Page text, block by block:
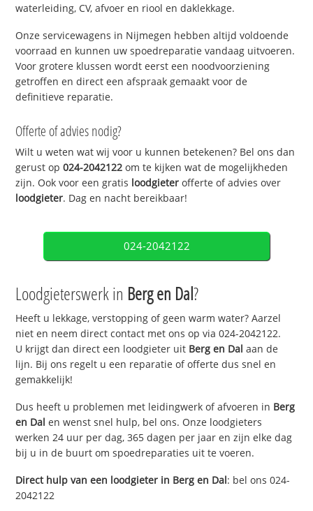
waterleiding, CV, afvoer en riool en daklekkage.
Onze servicewagens in Nijmegen hebben altijd voldoende
voorraad en kunnen uw spoedreparatie vandaag uitvoeren.
Voor grotere klussen wordt eerst een noodvoorziening
getroffen en direct een afspraak gemaakt voor de
definitieve reparatie.
Offerte of advies nodig?
Wilt u weten wat wij voor u kunnen betekenen? Bel ons dan
gerust op024-2042122 om te kijken wat de mogelijkheden
zijn. Ook voor een gratis loodgieter offerte of advies over
loodgieter. Dag en nacht bereikbaar!
024-2042122
Loodgieterswerk in Berg en Dal?
Heeft u lekkage, verstopping of geen warm water? Aarzel
niet en neem direct contact met ons op via 024-2042122.
U krijgt dan direct een loodgieter uit Berg en Dal aan de
lijn. Bij ons regelt u een reparatie of offerte dus snel en
gemakkelijk!
Dus heeft u problemen met leidingwerk of afvoeren in Berg
en Dal en wenst snel hulp, bel ons. Onze loodgieters
werken 24 uur per dag, 365 dagen per jaar en zijn elke dag
bij u in de buurt om spoedreparaties uit te voeren.
Direct hulp van een loodgieter in Berg en Dal: bel ons 024-
2042122